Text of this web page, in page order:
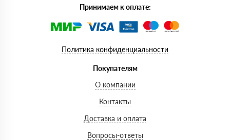
Принимаем к оплате:
Политика конфиденциальности
Покупателям
О компании
Контакты
Доставка и оплата
Вопросы-ответы